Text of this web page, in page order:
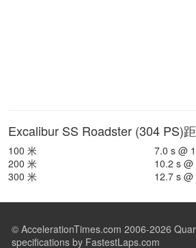
Excalibur SS Roadster (304 PS)
100 米
7.0 s @
200 米
10.2 s
300 米
12.7 s
© AccelerationTimes.com 2006-2026
specifications by FastestLaps.com